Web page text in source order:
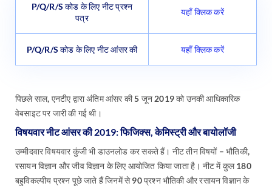
P/Q/R/S कोड के लिए नीट प्रश्न
पत्र
यहाँ क्लिक करें
P/Q/R/S कोड के लिए नीट आंसर की यहाँ क्लिक करें
पिछले साल, एनटीए द्वारा अंतिम आंसर की 5 जून 2019 को उनकी आधिकारिक
वेबसाइट पर जारी की गई थी।
विषयवार नीट आंसर की 2019: फिजिक्स, केमिस्ट्री और बायोलॉजी
उम्मीदवार विषयवार कुंजी भी डाउनलोड कर सकते हैं। नीट तीन विषयों – भौतिकी,
रसायन विज्ञान और जीव विज्ञान के लिए आयोजित किया जाता है। नीट में कुल 180
बहुविकल्पीय प्रश्न पूछे जाते हैं जिनमें से 90 प्रश्न भौतिकी और रसायन विज्ञान के